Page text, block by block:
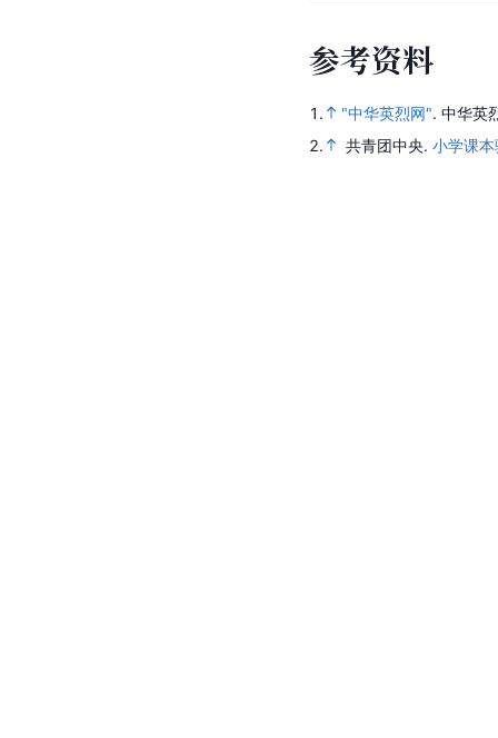
参考资料
1. "中华英烈网". 中华英
2.
共青团中央. 小学课